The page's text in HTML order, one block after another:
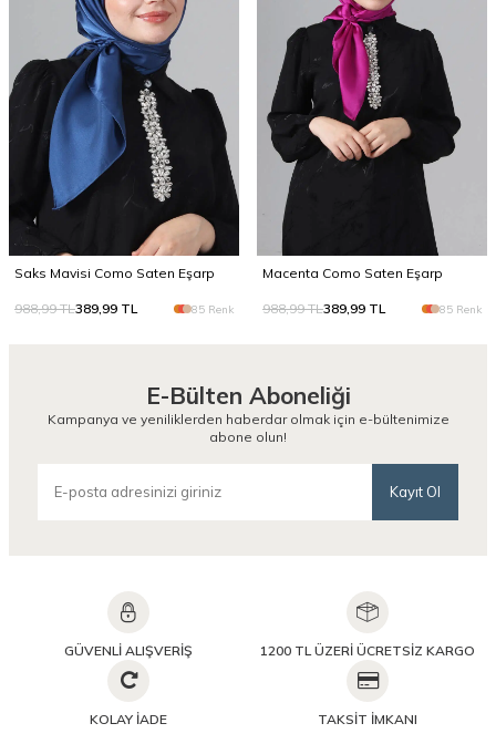
Saks Mavisi Como Saten Eşarp
988,99TL389,99 TL 85 Renk
Macenta Como Saten Eşarp
988,99TL389,99 TL 85 Renk
E-Bülten Aboneliği
Kampanya ve yeniliklerden haberdar olmak için e-bültenimize
abone olun!
Kayıt Ol
GÜVENLİ ALIŞVERİŞ 1200 TL ÜZERİ ÜCRETSİZ KARGO
KOLAY İADE TAKSİT İMKANI